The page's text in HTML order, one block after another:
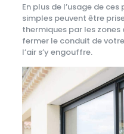
En plus de l’usage de
simples peuvent être
thermiques par les zones
fermer le conduit de votre
l’air s’y engouffre.